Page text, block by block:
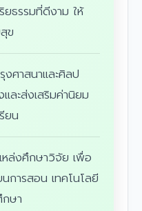
ยธรรมที่ดีงาม ให้
ข
ศาสนาและศิลป
ะส่งเสริมค่านิยม
ยน
หล่งศึกษาวิจัย เพื่อ
การสอน เทคโนโลยี
ษา